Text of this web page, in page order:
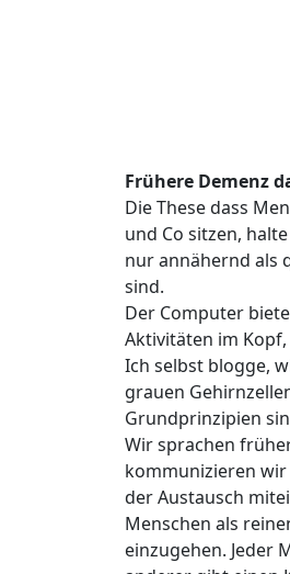
Frühere Demenz
Die These dass
und Co sitzen,
nur annähernd als
sind.
Der Computer
Aktivitäten im
Ich selbst blogge,
grauen
Grundprinzipien
Wir sprachen
kommunizieren
der Austausch
Menschen als
einzugehen. Jeder